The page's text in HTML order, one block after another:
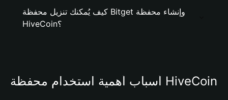
كيف يُمكنك تنزيل محفظة Bitget وإنشاء محفظة
HiveCoin؟
أسباب أهمية استخدام محفظة HiveCoin